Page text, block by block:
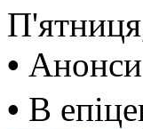
• Анонси
• В